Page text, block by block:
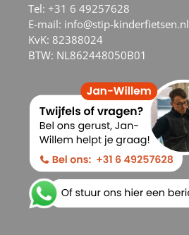
Tel: +31 6 49257628
E-mail: info@stip-kinderfietsen.nl
KvK: 82388024
BTW: NL862448050B01